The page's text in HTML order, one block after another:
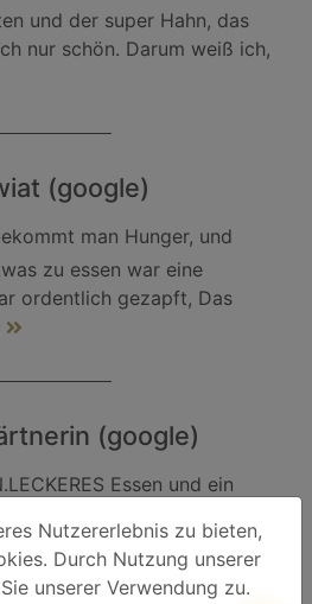
und der super Hahn, das
nur schön. Darum weiß ich,
(google)
man Hunger, und
zu essen war eine
ordentlich gezapft, Das
(google)
Essen und ein
Sonnenschirmen und
es laufen
Nutzererlebnis zu bieten,
Durch Nutzung unserer
unserer Verwendung zu.